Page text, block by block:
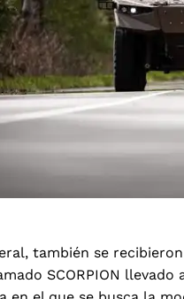
también se
SCORPION